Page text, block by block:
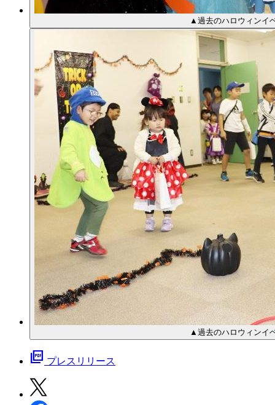
▲過去のハロウィンイ
▲過去のハロウィンイ
picture_as_pdf プレスリリース